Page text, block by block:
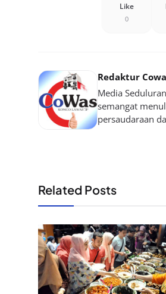
Like
0
Redaktur
Media
semangat
persaudaraan
Related Posts